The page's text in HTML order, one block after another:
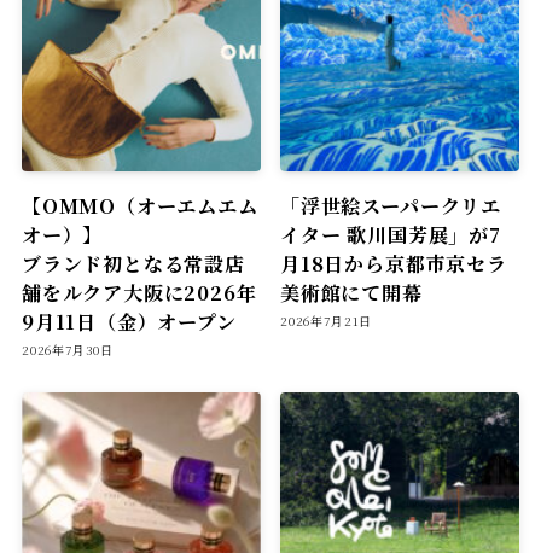
【OMMO（オーエムエム
オー）】
ブランド初となる常設店
舗をルクア大阪に2026年
9月11日（金）オープン
2026年7月30日
「浮世絵スーパークリエ
イター 歌川国芳展」が7
月18日から京都市京セラ
美術館にて開幕
2026年7月21日